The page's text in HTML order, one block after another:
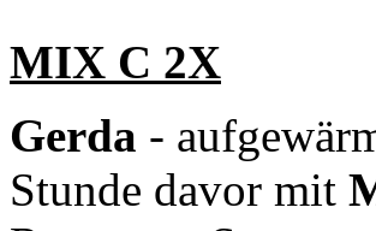
MIX C 2X
Gerda -
Stunde davor mit